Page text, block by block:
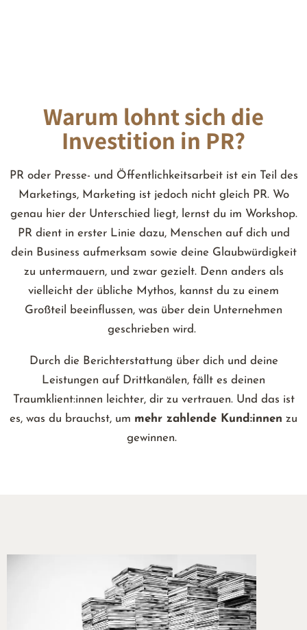
Warum lohnt sich die
Investition in PR?
PR oder Presse- und Öffentlichkeitsarbeit ist ein Teil des
Marketings, Marketing ist jedoch nicht gleich PR. Wo
genau hier der Unterschied liegt, lernst du im Workshop.
PR dient in erster Linie dazu, Menschen auf dich und
dein Business aufmerksam sowie deine Glaubwürdigkeit
zu untermauern, und zwar gezielt. Denn anders als
vielleicht der übliche Mythos, kannst du zu einem
Großteil beeinflussen, was über dein Unternehmen
geschrieben wird.
Durch die Berichterstattung über dich und deine
Leistungen auf Drittkanälen, fällt es deinen
Traumklient:innen leichter, dir zu vertrauen. Und das ist
es, was du brauchst, um mehr zahlende Kund:innen zu
gewinnen.